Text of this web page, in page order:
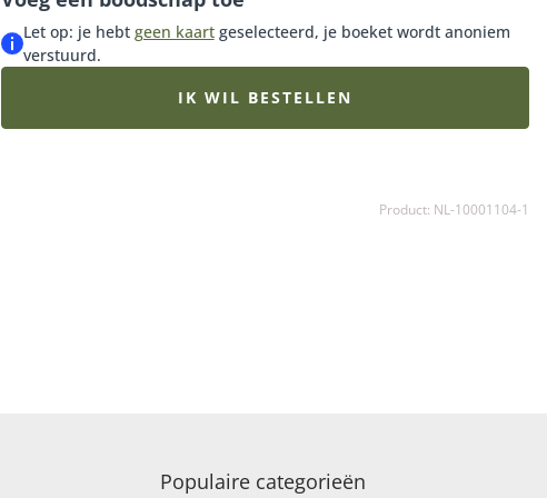
Let op: je hebt geen kaartgeselecteerd, je boeket wordt anoniem
verstuurd.
IK WIL BESTELLEN
Product: NL-10001104-1
Populaire categorieën